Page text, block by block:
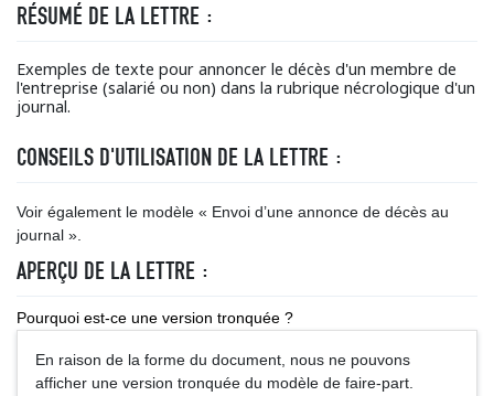
RÉSUMÉ DE LA LETTRE :
Exemples de texte pour annoncer le décès d'un membre de
l'entreprise (salarié ou non) dans la rubrique nécrologique d'un
journal.
CONSEILS D'UTILISATION DE LA LETTRE :
Voir également le modèle « Envoi d’une annonce de décès au
journal ».
APERÇU DE LA LETTRE :
Pourquoi est-ce une version tronquée ?
En raison de la forme du document, nous ne pouvons
afficher une version tronquée du modèle de faire-part.